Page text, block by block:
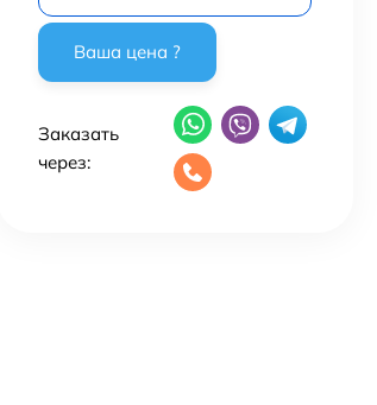
Заказать
через: